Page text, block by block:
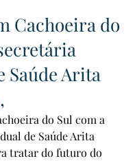
Cachoeira do
Saúde Arita
do Sul com a
de Saúde Arita
tratar do futuro do